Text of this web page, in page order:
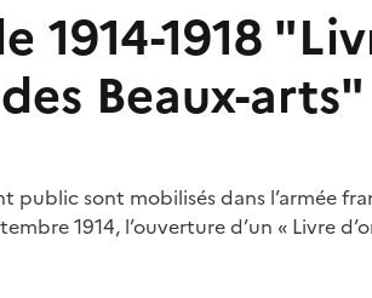
1914-1918
Beaux-arts"
public sont mobilisés dans l’armée
1914, l’ouverture d’un « Livre